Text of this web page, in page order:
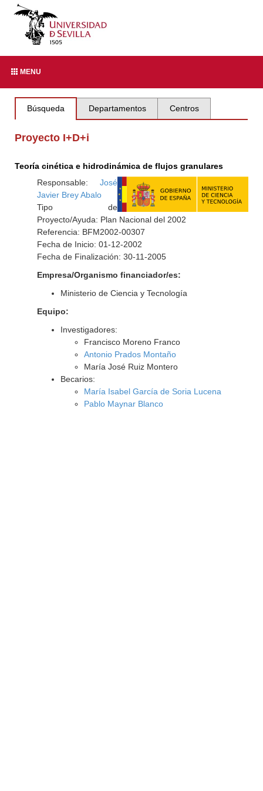
MENU
Búsqueda Departamentos Centros
Proyecto I+D+i
Teoría cinética e hidrodinámica de flujos granulares
Responsable: José
Javier Brey Abalo
Tipo de
Proyecto/Ayuda: Plan Nacional del 2002
Referencia: BFM2002-00307
Fecha de Inicio: 01-12-2002
Fecha de Finalización: 30-11-2005
Empresa/Organismo financiador/es:
Ministerio de Ciencia y Tecnología
Equipo:
Investigadores:
Francisco Moreno Franco
Antonio Prados Montaño
María José Ruiz Montero
Becarios:
María Isabel García de Soria Lucena
Pablo Maynar Blanco